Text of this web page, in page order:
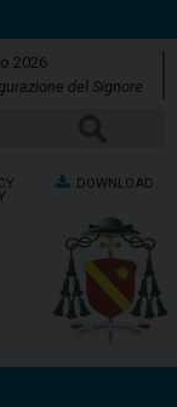
2026
del Signore
DOWNLOAD